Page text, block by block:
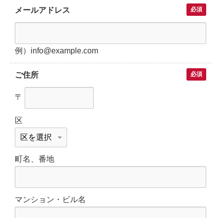
メールアドレス 必須
例）info@example.com
ご住所 必須
〒
区
町名、番地
マンション・ビル名